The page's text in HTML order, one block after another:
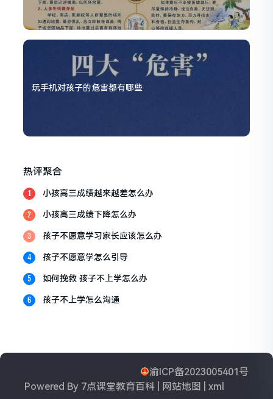
玩手机对孩子的危害都有哪些
热评聚合
1 小孩高三成绩越来越差怎么办
2 小孩高三成绩下降怎么办
3 孩子不愿意学习家长应该怎么办
4 孩子不愿意学怎么引导
5 如何挽救 孩子不上学怎么办
6 孩子不上学怎么沟通
渝ICP备2023005401号
Powered By 7点课堂教育百科 网站地图 |xml